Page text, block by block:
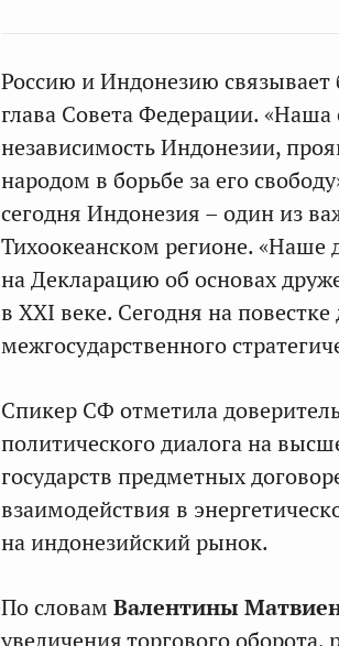
Россию и Индонезию связывает
глава Совета Федерации.
независимость Индонезии,
народом в борьбе за его
сегодня Индонезия – один из
Тихоокеанском регионе. «Наше
на Декларацию об основах
в XXI веке. Сегодня на
межгосударственного
Спикер СФ отметила
политического диалога на
государств предметных
взаимодействия в
на индонезийский рынок.
По словам Валентины